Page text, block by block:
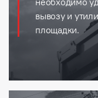
вывозу и
площадки.